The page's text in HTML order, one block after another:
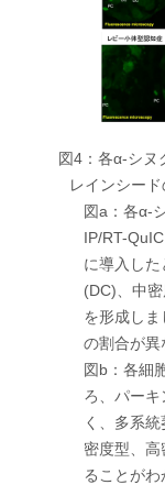
図4：各α-シヌ
レインシー
図a：各α-
IP/RT-
に導入し
(DC)、中
を形成し
の割合が異
図b：各細
ろ、パー
く、多系
密度型、
ることがわ